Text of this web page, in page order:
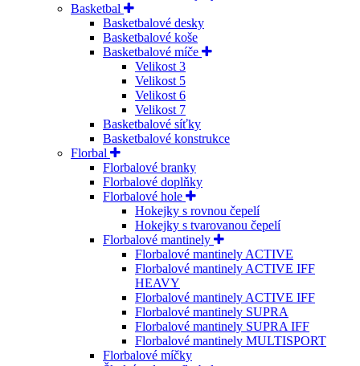
Basketbal
Basketbalové desky
Basketbalové koše
Basketbalové míče
Velikost 3
Velikost 5
Velikost 6
Velikost 7
Basketbalové síťky
Basketbalové konstrukce
Florbal
Florbalové branky
Florbalové doplňky
Florbalové hole
Hokejky s rovnou čepelí
Hokejky s tvarovanou čepelí
Florbalové mantinely
Florbalové mantinely ACTIVE
Florbalové mantinely ACTIVE IFF
HEAVY
Florbalové mantinely ACTIVE IFF
Florbalové mantinely SUPRA
Florbalové mantinely SUPRA IFF
Florbalové mantinely MULTISPORT
Florbalové míčky